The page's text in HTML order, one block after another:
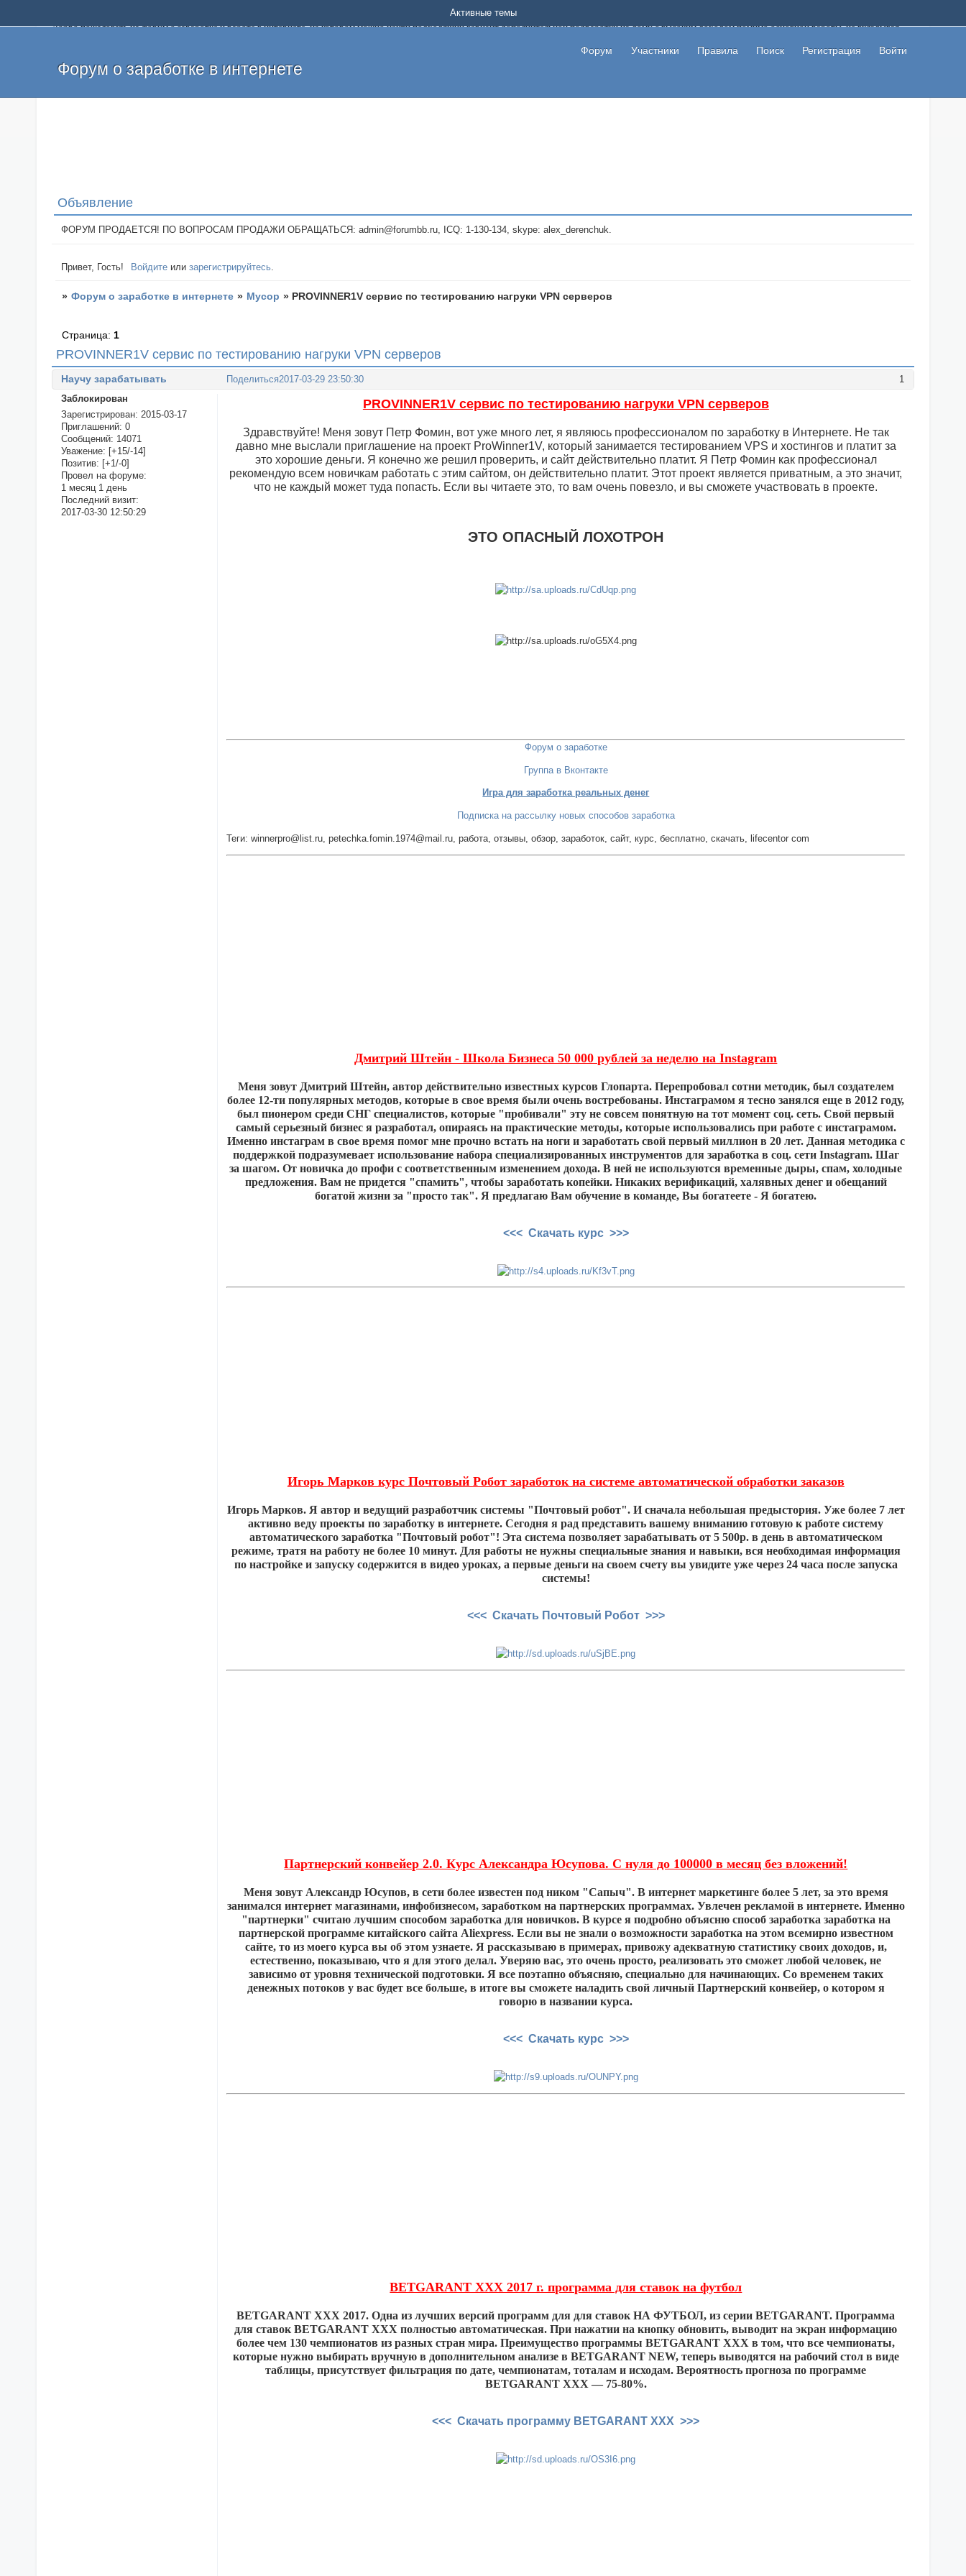
Добро пожаловать на форум о заработке и работе в интернете, на котором можно найти подходящий вариант дополнительной подработки на дому с высоким доходом помимо основной работы, не вкладывая
и оставлять свои отзывы. Если вы знаете, что определенный проект или сайт не платит, то указывайте в теме что это лохотрон, чтобы другие пользователи не попались на развод. Вы сможете начать зарабатывать
легкие деньги без вложений и регистрации уже сегодня. Создавайте новые темы, размещайте объявления со своими пригласительными ссылками и первая прибыль не заставит себя долго ждать.
Форум о заработке в интернете
Форум Участники Правила Поиск Регистрация Войти
Активные темы
Объявление
ФОРУМ ПРОДАЕТСЯ! ПО ВОПРОСАМ ПРОДАЖИ ОБРАЩАТЬСЯ: admin@forumbb.ru, ICQ: 1-130-134, skype: alex_derenchuk.
Привет, Гость! Войдите илизарегистрируйтесь.
» Форум о заработке в интернете » Мусор » PROVINNER1V сервис по тестированию нагруки VPN серверов
PROVINNER1V сервис по тестированию нагруки VPN серверов
Страница: 1
Поделиться 1
2017-03-29 23:50:30
Научу зарабатывать
Заблокирован
Зарегистрирован: 2015-03-17
Приглашений: 0
Сообщений: 14071
Уважение: [+15/-14]
Позитив: [+1/-0]
Провел на форуме:
1 месяц 1 день
Последний визит:
2017-03-30 12:50:29
PROVINNER1V сервис по тестированию нагруки VPN серверов
Здравствуйте! Меня зовут Петр Фомин, вот уже много лет, я являюсь профессионалом по заработку в Интернете. Не так
давно мне выслали приглашение на проект ProWinner1V, который занимается тестированием VPS и хостингов и платит за
это хорошие деньги. Я конечно же решил проверить, и сайт действительно платит. Я Петр Фомин как профессионал
рекомендую всем новичкам работать с этим сайтом, он действительно платит. Этот проект является приватным, а это значит,
что не каждый может туда попасть. Если вы читаете это, то вам очень повезло, и вы сможете участвовать в проекте.
ЭТО ОПАСНЫЙ ЛОХОТРОН
Форум о заработке
Группа в Вконтакте
Игра для заработка реальных денег
Подписка на рассылку новых способов заработка
Теги: winnerpro@list.ru, petechka.fomin.1974@mail.ru, работа, отзывы, обзор, заработок, сайт, курс, бесплатно, скачать, lifecentor com
Дмитрий Штейн - Школа Бизнеса 50 000 рублей за неделю на Instagram
Меня зовут Дмитрий Штейн, автор действительно известных курсов Глопарта. Перепробовал сотни методик, был создателем
более 12-ти популярных методов, которые в свое время были очень востребованы. Инстаграмом я тесно занялся еще в 2012 году,
был пионером среди СНГ специалистов, которые "пробивали" эту не совсем понятную на тот момент соц. сеть. Свой первый
самый серьезный бизнес я разработал, опираясь на практические методы, которые использовались при работе с инстаграмом.
Именно инстаграм в свое время помог мне прочно встать на ноги и заработать свой первый миллион в 20 лет. Данная методика с
поддержкой подразумевает использование набора специализированных инструментов для заработка в соц. сети Instagram. Шаг
за шагом. От новичка до профи с соответственным изменением дохода. В ней не используются временные дыры, спам, холодные
предложения. Вам не придется "спамить", чтобы заработать копейки. Никаких верификаций, халявных денег и обещаний
богатой жизни за "просто так". Я предлагаю Вам обучение в команде, Вы богатеете - Я богатею.
<<< Скачать курс >>>
Игорь Марков курс Почтовый Робот заработок на системе автоматической обработки заказов
Игорь Марков. Я автор и ведущий разработчик системы "Почтовый робот". И сначала небольшая предыстория. Уже более 7 лет
активно веду проекты по заработку в интернете. Сегодня я рад представить вашему вниманию готовую к работе систему
автоматического заработка "Почтовый робот"! Эта система позволяет зарабатывать от 5 500р. в день в автоматическом
режиме, тратя на работу не более 10 минут. Для работы не нужны специальные знания и навыки, вся необходимая информация
по настройке и запуску содержится в видео уроках, а первые деньги на своем счету вы увидите уже через 24 часа после запуска
системы!
<<< Скачать Почтовый Робот >>>
Партнерский конвейер 2.0. Курс Александра Юсупова. С нуля до 100000 в месяц без вложений!
Меня зовут Александр Юсупов, в сети более известен под ником "Сапыч". В интернет маркетинге более 5 лет, за это время
занимался интернет магазинами, инфобизнесом, заработком на партнерских программах. Увлечен рекламой в интернете. Именно
"партнерки" считаю лучшим способом заработка для новичков. В курсе я подробно объясню способ заработка заработка на
партнерской программе китайского сайта Aliexpress. Если вы не знали о возможности заработка на этом всемирно известном
сайте, то из моего курса вы об этом узнаете. Я рассказываю в примерах, привожу адекватную статистику своих доходов, и,
естественно, показываю, что я для этого делал. Уверяю вас, это очень просто, реализовать это сможет любой человек, не
зависимо от уровня технической подготовки. Я все поэтапно объясняю, специально для начинающих. Со временем таких
денежных потоков у вас будет все больше, в итоге вы сможете наладить свой личный Партнерский конвейер, о котором я
говорю в названии курса.
<<< Скачать курс >>>
BETGARANT XXX 2017 г. программа для ставок на футбол
BETGARANT ХХХ 2017. Одна из лучших версий программ для для ставок НА ФУТБОЛ, из серии BETGARANT. Программа
для ставок BETGARANT ХХХ полностью автоматическая. При нажатии на кнопку обновить, выводит на экран информацию
более чем 130 чемпионатов из разных стран мира. Преимущество программы BETGARANT XXX в том, что все чемпионаты,
которые нужно выбирать вручную в дополнительном анализе в BETGARANT NEW, теперь выводятся на рабочий стол в виде
таблицы, присутствует фильтрация по дате, чемпионатам, тоталам и исходам. Вероятность прогноза по программе
BETGARANT XXX — 75-80%.
<<< Скачать программу BETGARANT XXX >>>